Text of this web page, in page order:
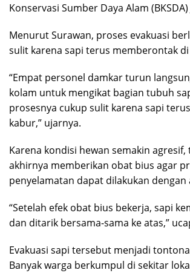
Konservasi Sumber Daya Alam (BKSDA)
Menurut Surawan, proses evakuasi
sulit karena sapi terus memberontak
“Empat personel damkar turun
kolam untuk mengikat bagian tubuh
prosesnya cukup sulit karena sapi
kabur,” ujarnya.
Karena kondisi hewan semakin agresif,
akhirnya memberikan obat bius agar
penyelamatan dapat dilakukan dengan
“Setelah efek obat bius bekerja, sapi
dan ditarik bersama-sama ke atas,”
Evakuasi sapi tersebut menjadi
Banyak warga berkumpul di sekitar